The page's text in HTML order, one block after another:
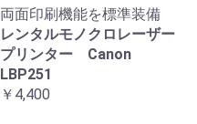
両面印刷機能を標準装備
レンタルモノクロレーザー
プリンター Canon
LBP251
￥4,400